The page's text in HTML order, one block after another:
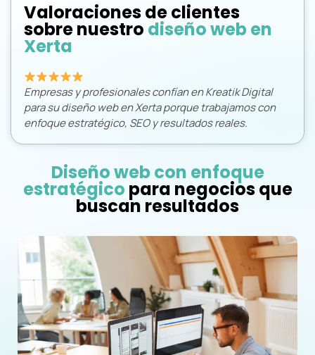
Valoraciones de clientes
sobre nuestro diseño web en
Xerta
Empresas y profesionales confían en Kreatik Digital
para su diseño web en Xerta porque trabajamos con
enfoque estratégico, SEO y resultados reales.
Diseño web con enfoque
estratégico para negocios que
buscan resultados